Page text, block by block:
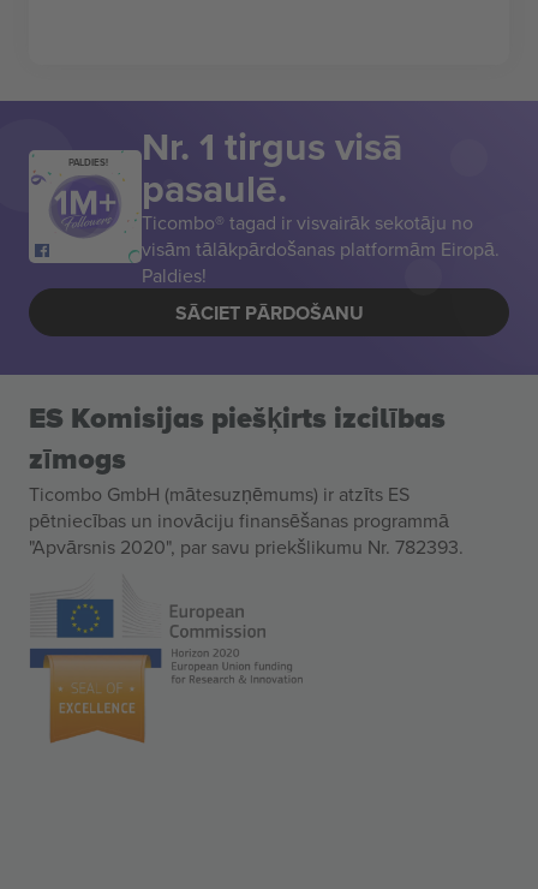
PALDIES! Nr. 1 tirgus visā
pasaulē.
Ticombo® tagad ir visvairāk sekotāju no
visām tālākpārdošanas platformām Eiropā.
Paldies!
SĀCIET PĀRDOŠANU
ES Komisijas piešķirts izcilības
zīmogs
Ticombo GmbH (mātesuzņēmums) ir atzīts ES
pētniecības un inovāciju finansēšanas programmā
"Apvārsnis 2020", par savu priekšlikumu Nr. 782393.